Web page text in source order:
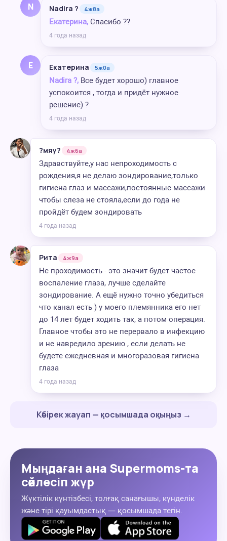
N Nadira ? 4ж8а
Екатерина, Спасибо ??
4 года назад
Е Екатерина 5ж0а
Nadira ?, Все будет хорошо) главное
успокоится , тогда и придёт нужное
решение) ?
4 года назад
?мяу? 4ж6а
Здравствуйте,у нас непроходимость с
рождения,я не делаю зондирование,только
гигиена глаз и массажи,постоянные массажи
чтобы слеза не стояла,если до года не
пройдёт будем зондировать
4 года назад
Рита 4ж9а
Не проходимость - это значит будет частое
воспаление глаза, лучше сделайте
зондирование. А ещё нужно точно убедиться
что канал есть ) у моего племянника его нет
до 14 лет будет ходить так, а потом операция.
Главное чтобы это не перервало в инфекцию
и не навредило зрению , если делать не
будете ежедневная и многоразовая гигиена
глаза
4 года назад
Көбірек жауап — қосымшада оқыңыз →
Мыңдаған ана Supermoms-та
сөйлесіп жүр
Жүктілік күнтізбесі, толғақ санағышы, күнделік
және тірі қауымдастық — қосымшада тегін.